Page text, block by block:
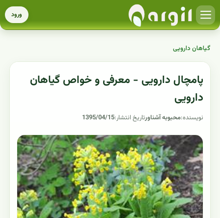
ورود
گیاهان دارویی
پامچال دارویی - معرفی و خواص گیاهان
دارویی
نویسنده:محبوبه آشناورتاریخ انتشار:1395/04/15